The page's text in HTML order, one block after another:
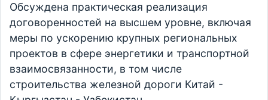
Обсуждена практическая реализация
договоренностей на высшем уровне, включая
меры по ускорению крупных региональных
проектов в сфере энергетики и транспортной
взаимосвязанности, в том числе
строительства железной дороги Китай -